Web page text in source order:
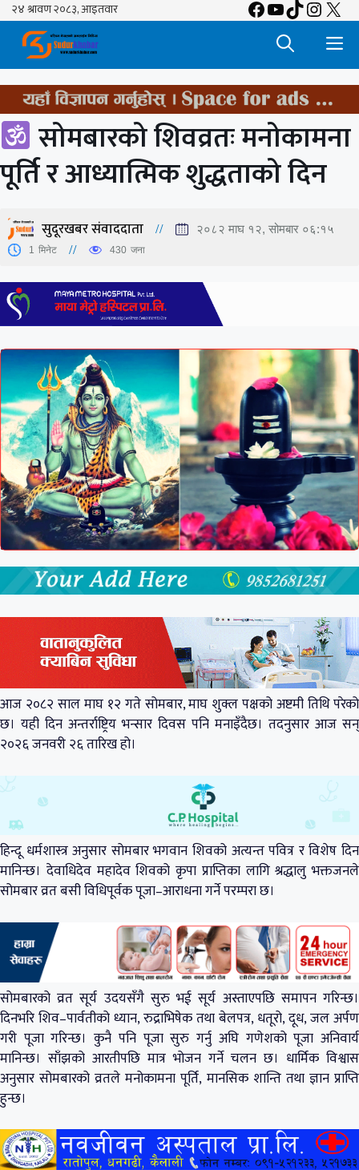
Skip
content
Facebook
YouTube
TikTok
X
सोमबारको शिवव्रतः मनोकामना
पूर्ति र आध्यात्मिक शुद्धताको दिन
सुदूरखबर संवाददाता २०८२ माघ १२, सोमबार ०६:१५
1 मिनेट 430 जना
आज २०८२ साल माघ १२ गते सोमबार, माघ शुक्ल पक्षको अष्टमी तिथि परेको
छ। यही दिन अन्तर्राष्ट्रिय भन्सार दिवस पनि मनाइँदैछ। तदनुसार आज सन्
२०२६ जनवरी २६ तारिख हो।
हिन्दू धर्मशास्त्र अनुसार सोमबार भगवान शिवको अत्यन्त पवित्र र विशेष दिन
मानिन्छ। देवाधिदेव महादेव शिवको कृपा प्राप्तिका लागि श्रद्धालु भक्तजनले
सोमबार व्रत बसी विधिपूर्वक पूजा–आराधना गर्ने परम्परा छ।
सोमबारको व्रत सूर्य उदयसँगै सुरु भई सूर्य अस्ताएपछि समापन गरिन्छ।
दिनभरि शिव–पार्वतीको ध्यान, रुद्राभिषेक तथा बेलपत्र, धतूरो, दूध, जल अर्पण
गरी पूजा गरिन्छ। कुनै पनि पूजा सुरु गर्नु अघि गणेशको पूजा अनिवार्य
मानिन्छ। साँझको आरतीपछि मात्र भोजन गर्ने चलन छ। धार्मिक विश्वास
अनुसार सोमबारको व्रतले मनोकामना पूर्ति, मानसिक शान्ति तथा ज्ञान प्राप्ति
हुन्छ।